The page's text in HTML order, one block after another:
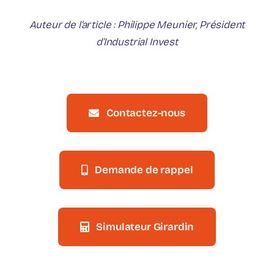
Auteur de l’article : Philippe Meunier, Président
d’Industrial Invest
Contactez-nous
Demande de rappel
Simulateur Girardin